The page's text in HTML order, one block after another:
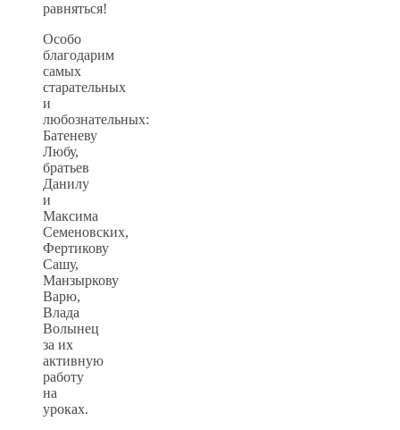
равняться!
Особо
благодарим
самых
старательных
и
любознательных:
Батеневу
Любу,
братьев
Данилу
и
Максима
Семеновских,
Фертикову
Сашу,
Манзыркову
Варю,
Влада
Волынец
за их
активную
работу
на
уроках.